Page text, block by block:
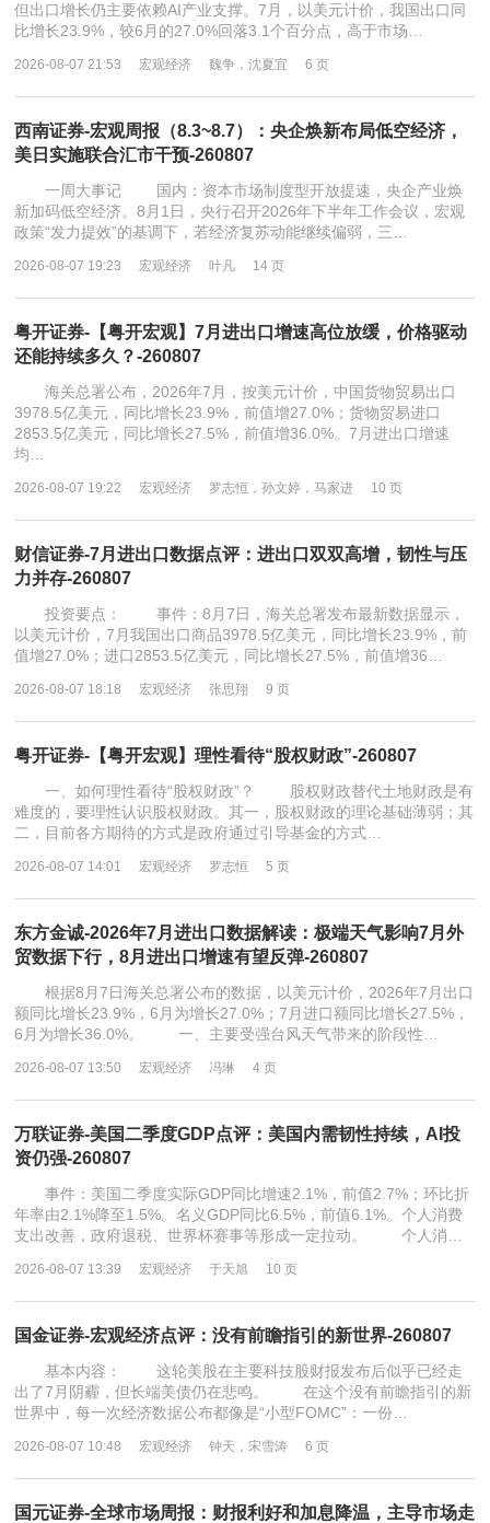
但出口增长仍主要依赖AI产业支撑。7月，以美元计价，我国出口同
比增长23.9%，较6月的27.0%回落3.1个百分点，高于市场…
2026-08-07 21:53 宏观经济 魏争，沈夏宜 6 页
西南证券-宏观周报（8.3~8.7）：央企焕新布局低空经济，
美日实施联合汇市干预-260807
一周大事记 国内：资本市场制度型开放提速，央企产业焕
新加码低空经济。8月1日，央行召开2026年下半年工作会议，宏观
政策“发力提效”的基调下，若经济复苏动能继续偏弱，三…
2026-08-07 19:23 宏观经济 叶凡 14 页
粤开证券-【粤开宏观】7月进出口增速高位放缓，价格驱动
还能持续多久？-260807
海关总署公布，2026年7月，按美元计价，中国货物贸易出口
3978.5亿美元，同比增长23.9%，前值增27.0%；货物贸易进口
2853.5亿美元，同比增长27.5%，前值增36.0%。7月进出口增速
均…
2026-08-07 19:22 宏观经济 罗志恒，孙文婷，马家进 10 页
财信证券-7月进出口数据点评：进出口双双高增，韧性与压
力并存-260807
投资要点： 事件：8月7日，海关总署发布最新数据显示，
以美元计价，7月我国出口商品3978.5亿美元，同比增长23.9%，前
值增27.0%；进口2853.5亿美元，同比增长27.5%，前值增36…
2026-08-07 18:18 宏观经济 张思翔 9 页
粤开证券-【粤开宏观】理性看待“股权财政”-260807
一、如何理性看待“股权财政”？ 股权财政替代土地财政是有
难度的，要理性认识股权财政。其一，股权财政的理论基础薄弱；其
二，目前各方期待的方式是政府通过引导基金的方式…
2026-08-07 14:01 宏观经济 罗志恒 5 页
东方金诚-2026年7月进出口数据解读：极端天气影响7月外
贸数据下行，8月进出口增速有望反弹-260807
根据8月7日海关总署公布的数据，以美元计价，2026年7月出口
额同比增长23.9%，6月为增长27.0%；7月进口额同比增长27.5%，
6月为增长36.0%。 一、主要受强台风天气带来的阶段性…
2026-08-07 13:50 宏观经济 冯琳 4 页
万联证券-美国二季度GDP点评：美国内需韧性持续，AI投
资仍强-260807
事件：美国二季度实际GDP同比增速2.1%，前值2.7%；环比折
年率由2.1%降至1.5%。名义GDP同比6.5%，前值6.1%。个人消费
支出改善，政府退税、世界杯赛事等形成一定拉动。 个人消…
2026-08-07 13:39 宏观经济 于天旭 10 页
国金证券-宏观经济点评：没有前瞻指引的新世界-260807
基本内容： 这轮美股在主要科技股财报发布后似乎已经走
出了7月阴霾，但长端美债仍在悲鸣。 在这个没有前瞻指引的新
世界中，每一次经济数据公布都像是“小型FOMC”：一份…
2026-08-07 10:48 宏观经济 钟天，宋雪涛 6 页
国元证券-全球市场周报：财报利好和加息降温，主导市场走